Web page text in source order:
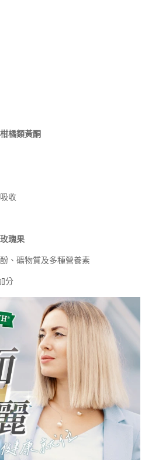
橘類黃酮
收
瑰果
、礦物質及多種營養素
分